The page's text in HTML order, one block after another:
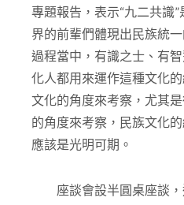
專題報告，表示“九二共識
界的前輩們體現出民族統
過程當中，有識之士、有
化人都用來運作這種文化
文化的角度來考察，尤其
的角度來考察，民族文化
應該是光明可期。
座談會設半圓桌座談，